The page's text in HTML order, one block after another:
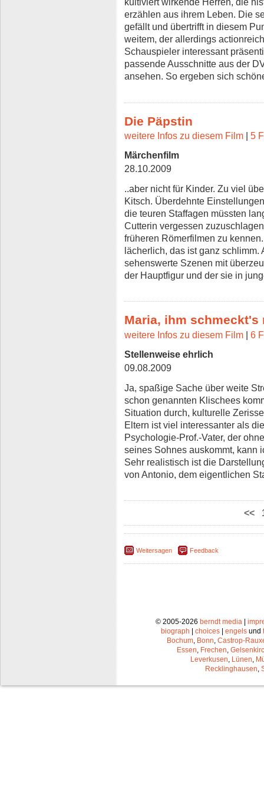
erzählen aus ihrem Leben. Die
gefällt und übertrifft in diesem
weitem, der allerdings
Schauspieler interessant
passende Ausschnitte aus der
ansehen. So ergeben sich
Die Päpstin
weitere Infos zu diesem Film | 5
Märchenfilm
28.10.2009
..aber nicht für Kinder. Zu viel
Kitsch. Überdehnte
die teuren Staffagen müssten
Cutterin vergessen
früheren Römerfilmen zu
lächerlich, das ist ganz schlimm.
sehenswerte Szenen mit
der Hauptfigur und der sie in
Maria, ihm schmeckt's
weitere Infos zu diesem Film | 6
Stellenweise ehrlich
09.08.2009
Ja, spaßige Sache über weite
schon genannten Klischees
Situation durch, kulturelle
Eltern ist viel interessanter als
Psychologie-Prof.-Vater, der
seines Sohnes auskommt, kann
Sehr realistisch ist die
von Antonio, dem eigentlichen
<<
Weitersagen Feedback
© 2005-2026 berndt media|
biograph
choices engels und
Bochum, Bonn, Castrop-
Essen, Frechen,
Leverkusen, Lünen,
Recklinghausen,